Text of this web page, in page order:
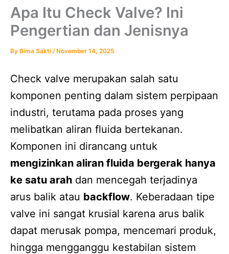
Apa Itu Check Valve? Ini
Pengertian dan Jenisnya
By Bima Sakti /November 14, 2025
Check valve merupakan salah satu
komponen penting dalam sistem perpipaan
industri, terutama pada proses yang
melibatkan aliran fluida bertekanan.
Komponen ini dirancang untuk
mengizinkan aliran fluida bergerak hanya
ke satu arah dan mencegah terjadinya
arus balik atau backflow. Keberadaan tipe
valve ini sangat krusial karena arus balik
dapat merusak pompa, mencemari produk,
hingga mengganggu kestabilan sistem